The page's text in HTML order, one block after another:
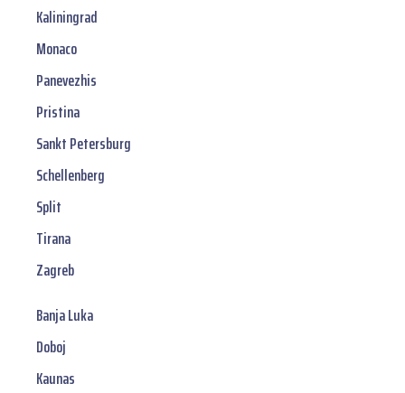
Kaliningrad
Monaco
Panevezhis
Pristina
Sankt Petersburg
Schellenberg
Split
Tirana
Zagreb
Banja Luka
Doboj
Kaunas